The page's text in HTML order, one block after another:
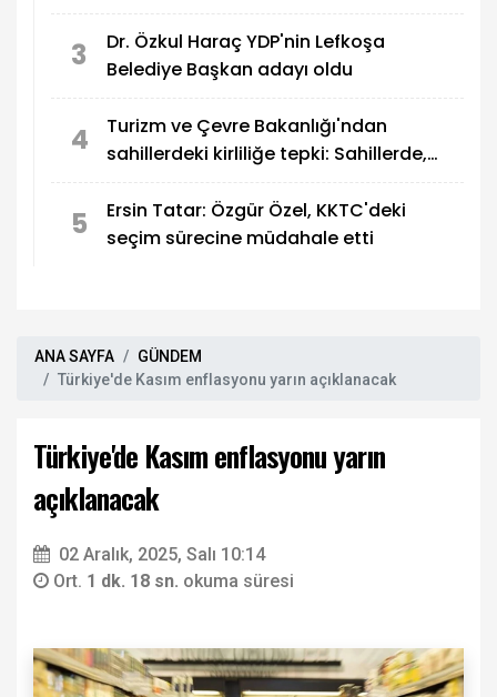
3
Dr. Özkul Haraç YDP'nin Lefkoşa
Belediye Başkan adayı oldu
4
Turizm ve Çevre Bakanlığı'ndan
sahillerdeki kirliliğe tepki: Sahillerde,
5
Ersin Tatar: Özgür Özel, KKTC'deki
seçim sürecine müdahale etti
ANA SAYFA
GÜNDEM
Türkiye'de Kasım enflasyonu yarın açıklanacak
Türkiye'de Kasım enflasyonu yarın
açıklanacak
02 Aralık, 2025, Salı 10:14
Ort. 1 dk. 18 sn. okuma süresi